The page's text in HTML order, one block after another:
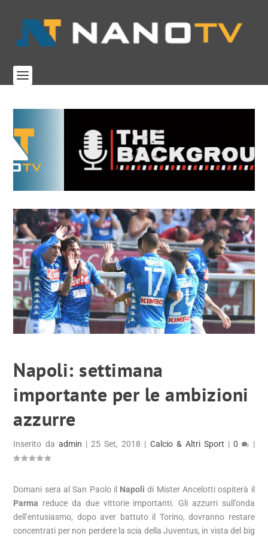
Napoli: settimana
importante per le ambizioni
azzurre
Inserito da admin | 25 Set, 2018 | Calcio & Altri Sport |0 |
Domani sera al San Paolo il Napoli di Mister Ancelotti ospiterà il
Parma reduce da due vittorie importanti. Gli azzurri sull’onda
dell’entusiasmo, dopo aver battuto il Torino, dovranno restare
concentrati per non perdere la scia della Juventus, in vista del big